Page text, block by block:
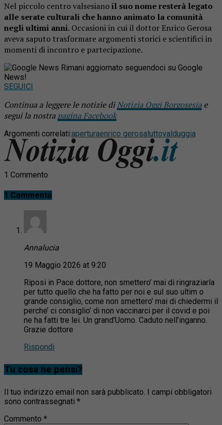
Nel piccolo centro valsesianoil suo nome resterà legato
alle serate culturali che hanno animato la comunità
negli ultimi anni. Occasioni in cui il dottor Enrico Gerosa
aveva saputo trasformare argomenti storici e scientifici in
momenti di incontro e partecipazione.
Rimani aggiornato seguendoci su Google
News!
SEGUICI
Continua a leggere le notizie diNotizia Oggi Borgosesia e
segui la nostra pagina Facebook
Argomenti correlati:aperturaenrico gerosa luttovalduggia
1 Commento
1 Commento
Annalucia
19 Maggio 2026 at 9:20
Riposi in Pace dottore, non smettero’ mai di ringraziarla
per tutto quello che ha fatto per noi e sul suo ultim o
grande consiglio, come non smettero’ mai di chiedermi il
perche’ ci consiglio’ di non vaccinarci per il covid e poi
ne ha fatti tre lei. Un grand’Uomo. Caduto nell’inganno.
Grazie dottore
Rispondi
Tu cosa ne pensi?
Il tuo indirizzo email non sarà pubblicato. I campi obbligatori
sono contrassegnati *
Commento *